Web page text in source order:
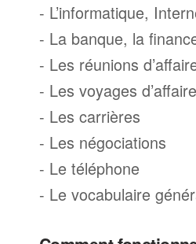
- L’informatique,
- La banque, la
- Les réunions
- Les voyages
- Les carrières
- Les négociations
- Le téléphone
- Le vocabulaire